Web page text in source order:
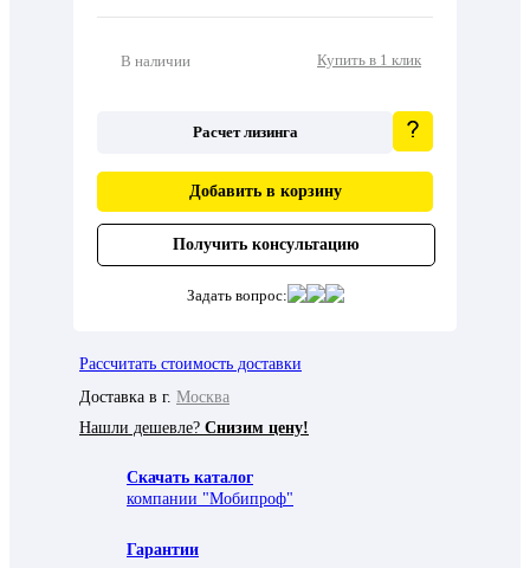
В наличии Купить в 1 клик
Расчет лизинга
Добавить в корзину
Получить консультацию
Задать вопрос:
Рассчитать стоимость доставки
Доставка в г. Москва
Нашли дешевле? Снизим цену!
Скачать каталог
компании "Мобипроф"
Гарантии